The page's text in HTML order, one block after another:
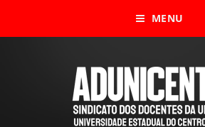
MENU